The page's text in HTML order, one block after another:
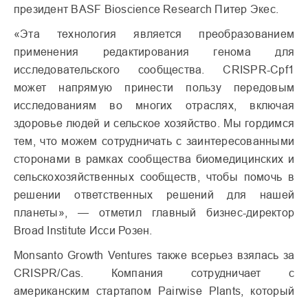
президент BASF Bioscience Research Питер Экес.
«Эта технология является преобразованием
применения редактирования генома для
исследовательского сообщества. CRISPR-Cpf1
может напрямую принести пользу передовым
исследованиям во многих отраслях, включая
здоровье людей и сельское хозяйство. Мы гордимся
тем, что можем сотрудничать с заинтересованными
сторонами в рамках сообщества биомедицинских и
сельскохозяйственных сообществ, чтобы помочь в
решении ответственных решений для нашей
планеты», — отметил главный бизнес-директор
Broad Institute Исси Розен.
Monsanto Growth Ventures также всерьез взялась за
CRISPR/Cas. Компания сотрудничает с
американским стартапом Pairwise Plants, который